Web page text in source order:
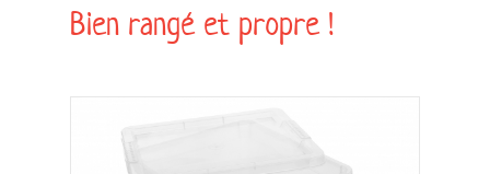
Bien rangé et propre !